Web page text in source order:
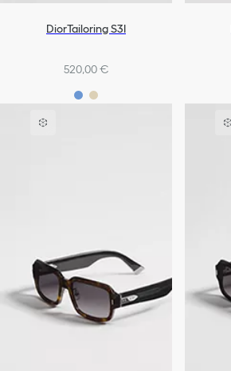
DiorTailoring S3I
520,00 €